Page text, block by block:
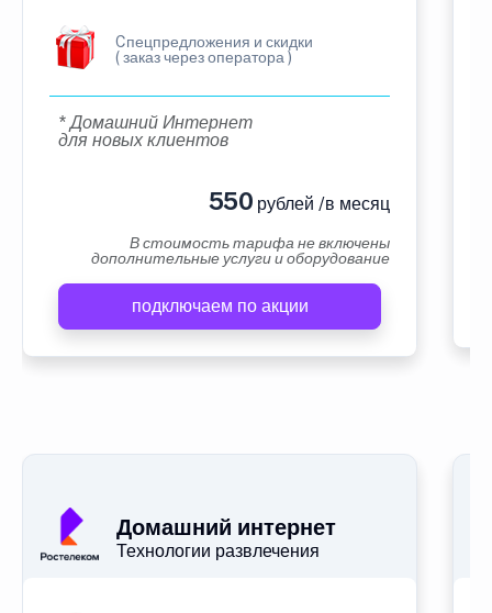
Cпецпредложения и скидки
( заказ через оператора )
* Домашний Интернет
для новых клиентов
550 рублей /в месяц
В стоимость тарифа не включены
дополнительные услуги и оборудование
подключаем по акции
Домашний интернет
Технологии развлечения